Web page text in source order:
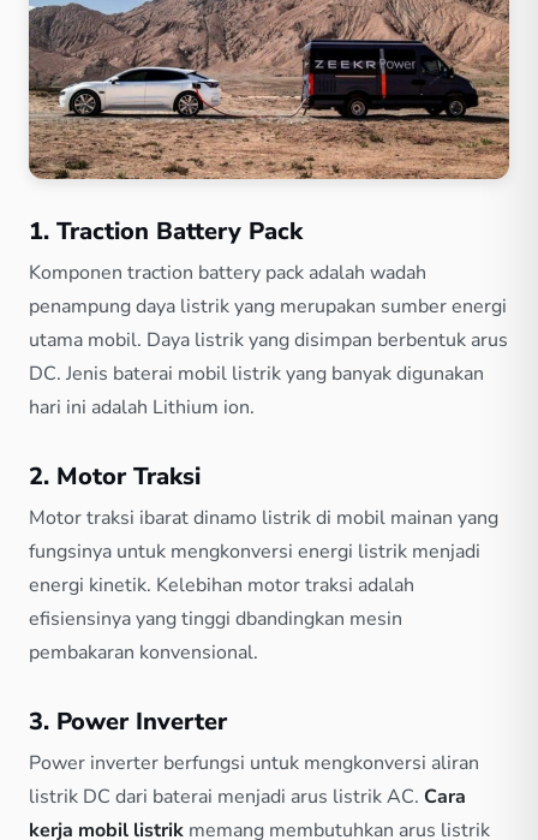
1. Traction Battery Pack
Komponen traction battery pack adalah wadah
penampung daya listrik yang merupakan sumber energi
utama mobil. Daya listrik yang disimpan berbentuk arus
DC. Jenis baterai mobil listrik yang banyak digunakan
hari ini adalah Lithium ion.
2. Motor Traksi
Motor traksi ibarat dinamo listrik di mobil mainan yang
fungsinya untuk mengkonversi energi listrik menjadi
energi kinetik. Kelebihan motor traksi adalah
efisiensinya yang tinggi dbandingkan mesin
pembakaran konvensional.
3. Power Inverter
Power inverter berfungsi untuk mengkonversi aliran
listrik DC dari baterai menjadi arus listrik AC. Cara
kerja mobil listrik memang membutuhkan arus listrik